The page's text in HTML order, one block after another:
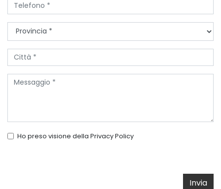
Ho preso visione della Privacy Policy
Invia